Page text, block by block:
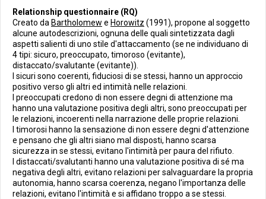
Relationship questionnaire (RQ)
Creato da Bartholomew e Horowitz (1991), propone al soggetto
alcune autodescrizioni, ognuna delle quali sintetizzata dagli
aspetti salienti di uno stile d'attaccamento (se ne individuano di
4 tipi: sicuro, preoccupato, timoroso (evitante),
distaccato/svalutante (evitante)).
I sicuri sono coerenti, fiduciosi di se stessi, hanno un approccio
positivo verso gli altri ed intimità nelle relazioni.
I preoccupati credono di non essere degni di attenzione ma
hanno una valutazione positiva degli altri, sono preoccupati per
le relazioni, incoerenti nella narrazione delle proprie relazioni.
I timorosi hanno la sensazione di non essere degni d'attenzione
e pensano che gli altri siano mal disposti, hanno scarsa
sicurezza in se stessi, evitano l'intimità per paura del rifiuto.
I distaccati/svalutanti hanno una valutazione positiva di sé ma
negativa degli altri, evitano relazioni per salvaguardare la propria
autonomia, hanno scarsa coerenza, negano l'importanza delle
relazioni, evitano l'intimità e si affidano troppo a se stessi.